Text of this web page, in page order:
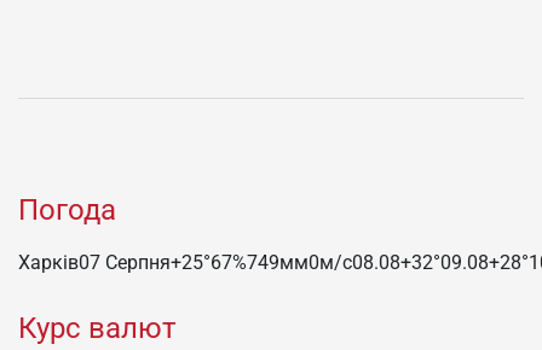
Погода
Харків07 Серпня+25°67%749мм0м/c08.08+32°09.08+28°
Курс валют